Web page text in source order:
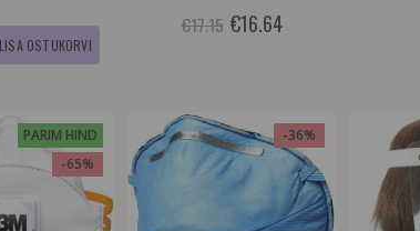
LISA OSTUKORVI
€17.15 €16.64
PARIM HIND
-65%
-36%